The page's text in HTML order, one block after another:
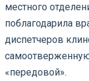
местного
поблагодарила
диспетчеров
«передовой».⠀